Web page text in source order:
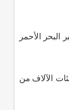
الأحمر
الآلاف من